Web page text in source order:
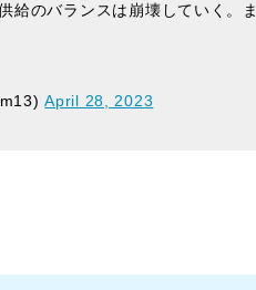
給のバランスは崩壊していく。
April 28, 2023